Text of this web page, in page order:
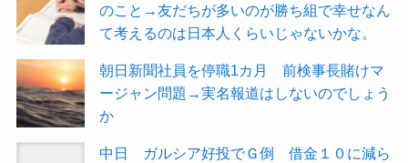
のこと→友だちが多いのが勝ち組で幸せなん
て考えるのは日本人くらいじゃないかな。
朝日新聞社員を停職1カ月 前検事長賭けマ
ージャン問題→実名報道はしないのでしょう
か
中日 ガルシア好投でＧ倒 借金１０に減ら